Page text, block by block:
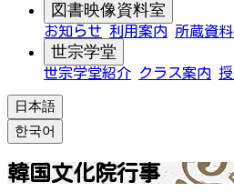
図書映像資料室
お知らせ 利用案内 所蔵資
世宗学堂
世宗学堂紹介 クラス案内
日本語
한국어
韓国文化院行事